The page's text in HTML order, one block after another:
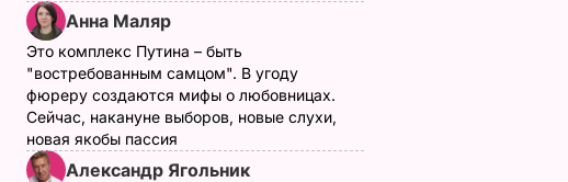
Анна Маляр
Это комплекс Путина – быть
"востребованным самцом". В угоду
фюреру создаются мифы о любовницах.
Сейчас, накануне выборов, новые слухи,
новая якобы пассия
Александр Ягольник